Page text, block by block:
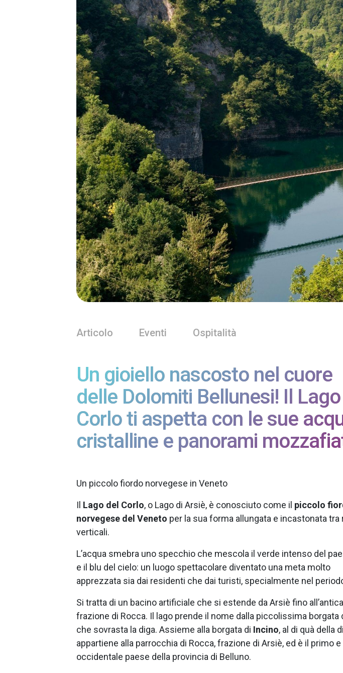
Articolo Eventi Ospitalità
Un gioiello nascosto nel cuore
delle Dolomiti Bellunesi! Il Lago
Corlo ti aspetta con le sue
cristalline e panorami
Un piccolo fiordo norvegese in Veneto
Il Lago del Corlo, o Lago di Arsiè, è conosciuto come il piccolo
norvegese del Veneto per la sua forma allungata e incastonata tra
verticali.
L’acqua smebra uno specchio che mescola il verde intenso del
e il blu del cielo: un luogo spettacolare diventato una meta molto
apprezzata sia dai residenti che dai turisti, specialmente nel
Si tratta di un bacino artificiale che si estende da Arsiè fino all’antica
frazione di Rocca. Il lago prende il nome dalla piccolissima borgata
che sovrasta la diga. Assieme alla borgata di Incino, al di quà della
appartiene alla parrocchia di Rocca, frazione di Arsiè, ed è il primo e
occidentale paese della provincia di Belluno.